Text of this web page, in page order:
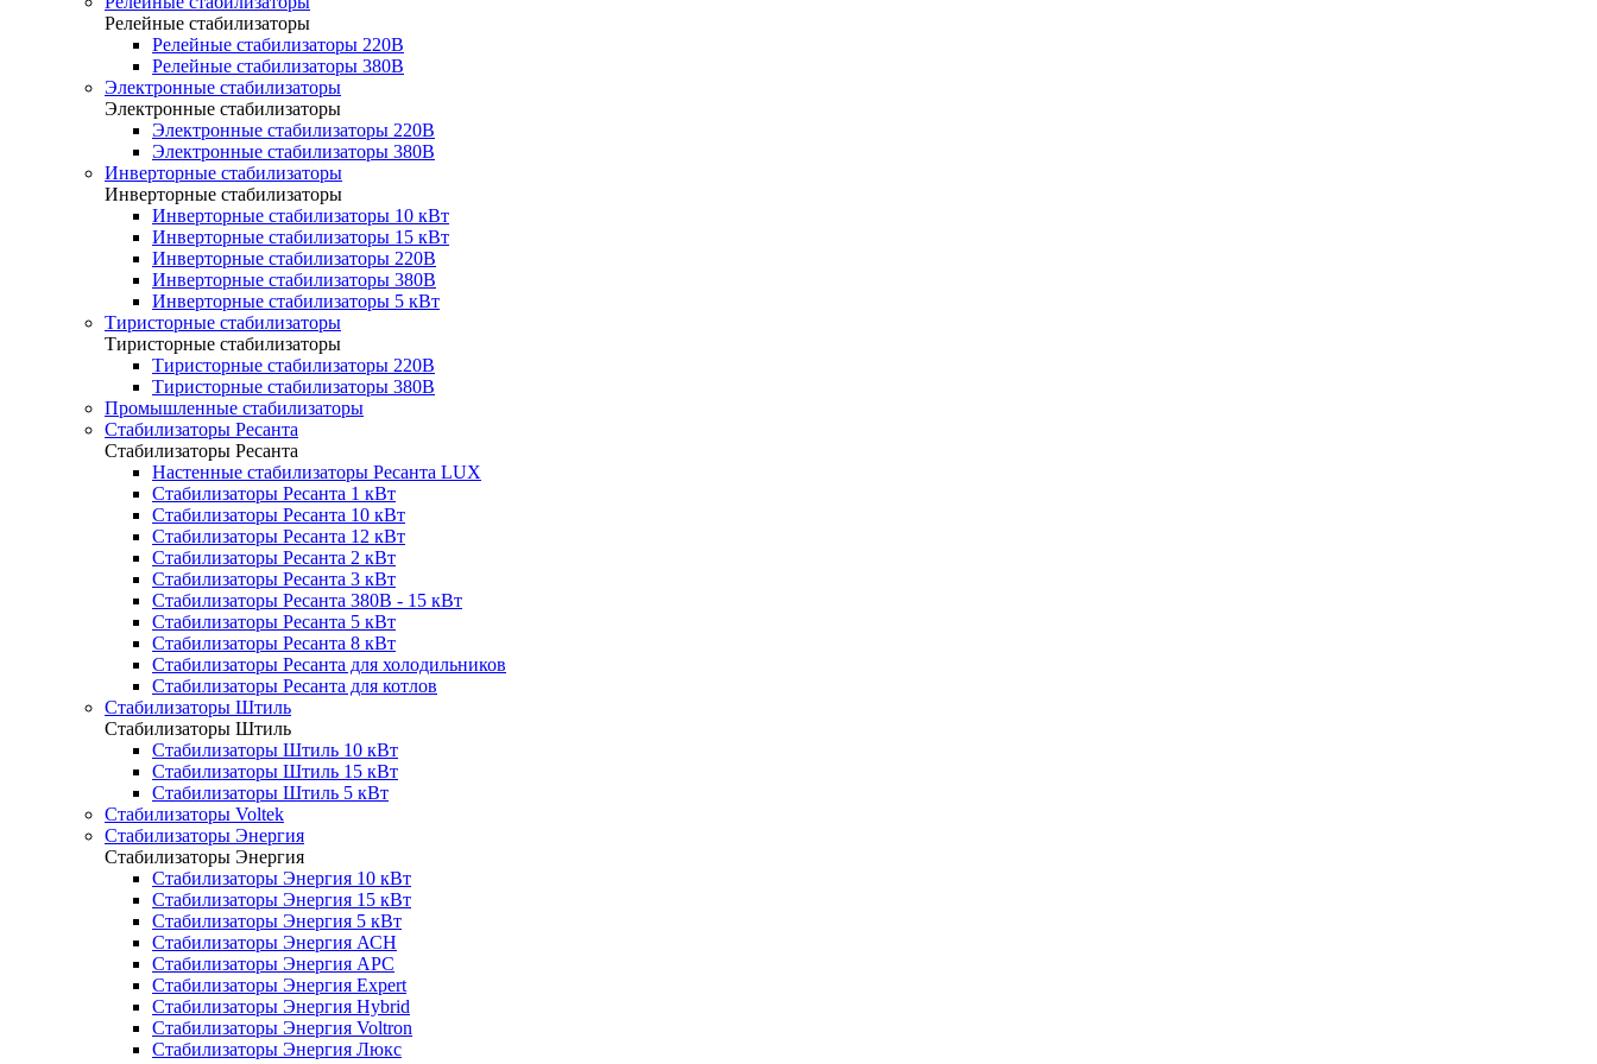
Релейные стабилизаторы
Релейные стабилизаторы 220В
Релейные стабилизаторы 380В
Электронные стабилизаторы
Электронные стабилизаторы
Электронные стабилизаторы 220В
Электронные стабилизаторы 380В
Инверторные стабилизаторы
Инверторные стабилизаторы
Инверторные стабилизаторы 10 кВт
Инверторные стабилизаторы 15 кВт
Инверторные стабилизаторы 220В
Инверторные стабилизаторы 380В
Инверторные стабилизаторы 5 кВт
Тиристорные стабилизаторы
Тиристорные стабилизаторы
Тиристорные стабилизаторы 220В
Тиристорные стабилизаторы 380В
Промышленные стабилизаторы
Стабилизаторы Ресанта
Стабилизаторы Ресанта
Настенные стабилизаторы Ресанта LUX
Стабилизаторы Ресанта 1 кВт
Стабилизаторы Ресанта 10 кВт
Стабилизаторы Ресанта 12 кВт
Стабилизаторы Ресанта 2 кВт
Стабилизаторы Ресанта 3 кВт
Стабилизаторы Ресанта 380В - 15 кВт
Стабилизаторы Ресанта 5 кВт
Стабилизаторы Ресанта 8 кВт
Стабилизаторы Ресанта для холодильников
Стабилизаторы Ресанта для котлов
Стабилизаторы Штиль
Стабилизаторы Штиль
Стабилизаторы Штиль 10 кВт
Стабилизаторы Штиль 15 кВт
Стабилизаторы Штиль 5 кВт
Стабилизаторы Voltek
Стабилизаторы Энергия
Стабилизаторы Энергия
Стабилизаторы Энергия 10 кВт
Стабилизаторы Энергия 15 кВт
Стабилизаторы Энергия 5 кВт
Стабилизаторы Энергия АСН
Стабилизаторы Энергия АРС
Стабилизаторы Энергия Expert
Стабилизаторы Энергия Hybrid
Стабилизаторы Энергия Voltron
Стабилизаторы Энергия Люкс